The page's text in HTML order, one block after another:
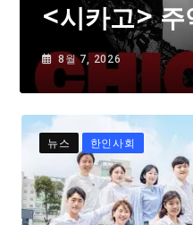
<시카고> 주
8월 7, 2026
뉴스 한인사회